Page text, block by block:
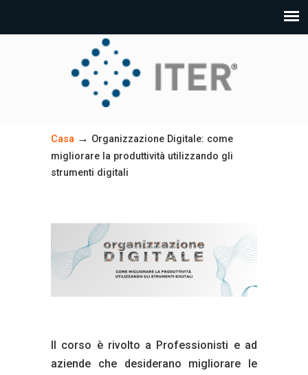
Casa → Organizzazione Digitale: come
migliorare la produttività utilizzando gli
strumenti digitali
Il corso è rivolto a Professionisti e ad
aziende che desiderano migliorare le